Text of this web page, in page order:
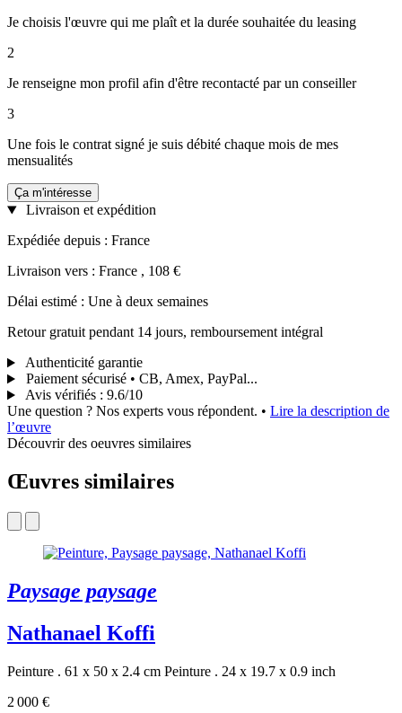
Je choisis l'œuvre qui me plaît et la durée souhaitée du leasing
2
Je renseigne mon profil afin d'être recontacté par un conseiller
3
Une fois le contrat signé je suis débité chaque mois de mes
mensualités
Ça m'intéresse
Livraison et expédition
Expédiée depuis : France
Livraison vers : France , 108 €
Délai estimé : Une à deux semaines
Retour gratuit pendant 14 jours, remboursement intégral
Authenticité garantie
Paiement sécurisé • CB, Amex, PayPal...
Avis vérifiés : 9.6/10
Une question ? Nos experts vous répondent. • Lire la description de
l’œuvre
Découvrir des oeuvres similaires
Œuvres similaires
Paysage paysage
Nathanael Koffi
Peinture . 61 x 50 x 2.4 cm Peinture . 24 x 19.7 x 0.9 inch
2 000 €